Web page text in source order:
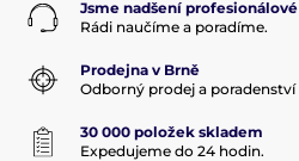
Jsme nadšení profesionálové
Rádi naučíme a poradíme.
Prodejna v Brně
Odborný prodej a poradenství
30 000 položek skladem
Expedujeme do 24 hodin.